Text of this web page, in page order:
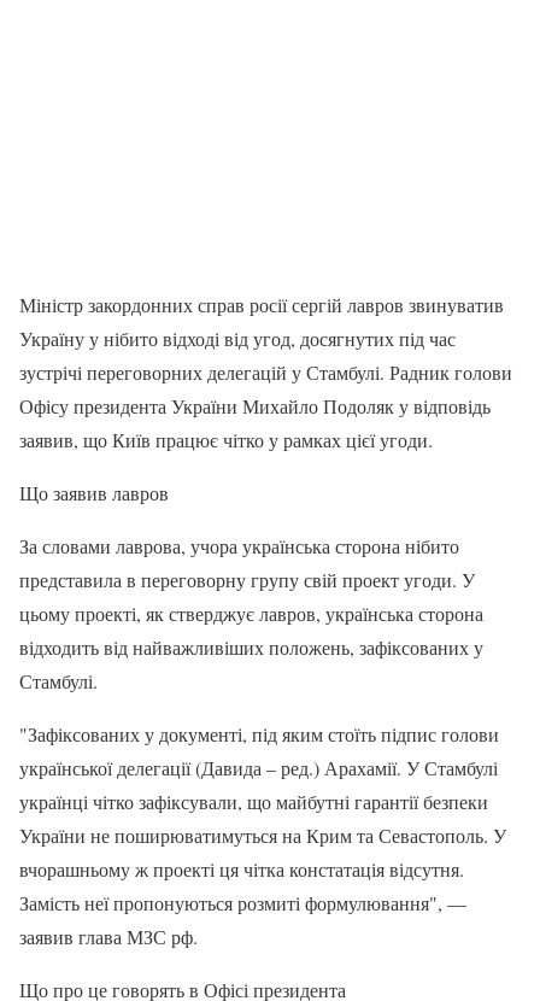
Міністр закордонних справ росії сергій лавров звинуватив
Україну у нібито відході від угод, досягнутих під час
зустрічі переговорних делегацій у Стамбулі. Радник голови
Офісу президента України Михайло Подоляк у відповідь
заявив, що Київ працює чітко у рамках цієї угоди.
Що заявив лавров
За словами лаврова, учора українська сторона нібито
представила в переговорну групу свій проект угоди. У
цьому проекті, як стверджує лавров, українська сторона
відходить від найважливіших положень, зафіксованих у
Стамбулі.
"Зафіксованих у документі, під яким стоїть підпис голови
української делегації (Давида – ред.) Арахамії. У Стамбулі
українці чітко зафіксували, що майбутні гарантії безпеки
України не поширюватимуться на Крим та Севастополь. У
вчорашньому ж проекті ця чітка констатація відсутня.
Замість неї пропонуються розмиті формулювання", —
заявив глава МЗС рф.
Що про це говорять в Офісі президента